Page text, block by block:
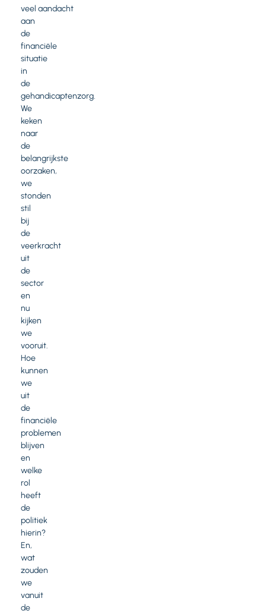
veel aandacht
aan
de
financiële
situatie
in
de
gehandicaptenzorg.
We
keken
naar
de
belangrijkste
oorzaken,
we
stonden
stil
bij
de
veerkracht
uit
de
sector
en
nu
kijken
we
vooruit.
Hoe
kunnen
we
uit
de
financiële
problemen
blijven
en
welke
rol
heeft
de
politiek
hierin?
En,
wat
zouden
we
vanuit
de